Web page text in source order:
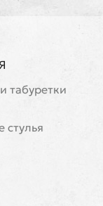
табуретки
стулья